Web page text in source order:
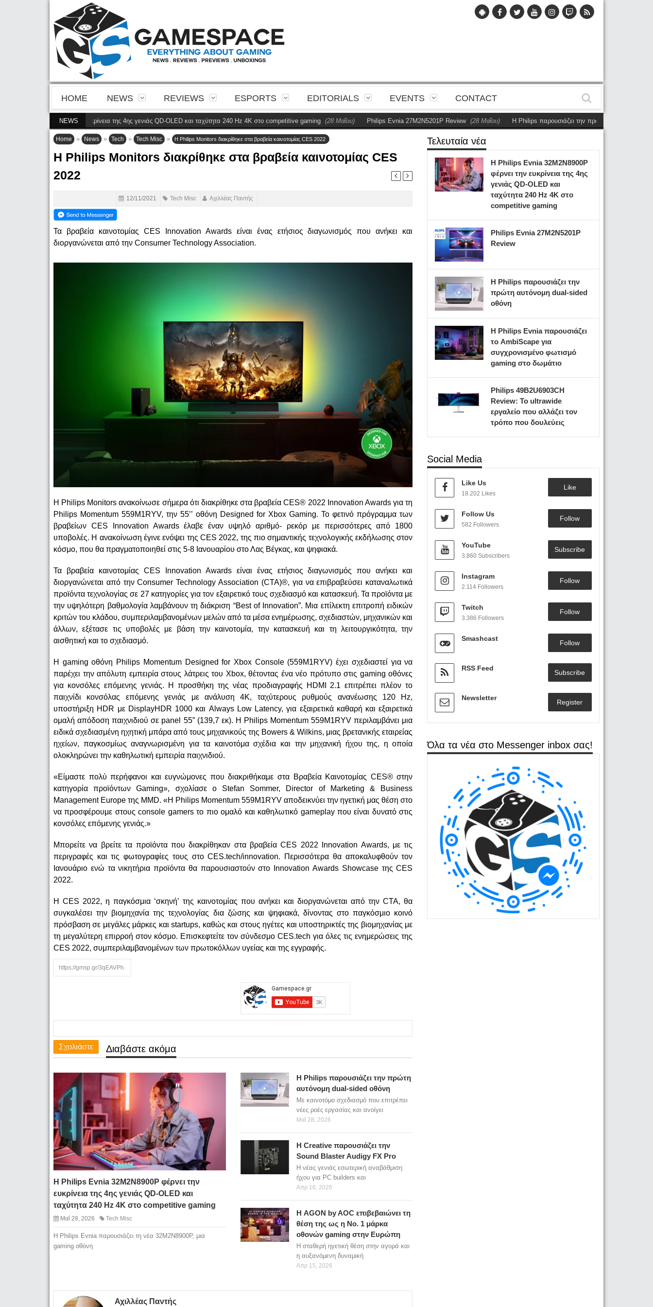
HOME NEWS REVIEWS ESPORTS EDITORIALS EVENTS CONTACT
NEWS
φέρνει την ευκρίνεια της 4ης γενιάς QD-OLED και ταχύτητα 240 Hz 4K στο competitive gaming (28 Μαΐου) Philips Evnia 27M2N5201P Review (28 Μαΐου) Η Philips παρουσιάζει την πρώτη αυτόνομη dual-sided
Home » News » Tech » Tech Misc » Η Philips Monitors διακρίθηκε στα βραβεία καινοτομίας CES 2022
Η Philips Monitors διακρίθηκε στα βραβεία καινοτομίας CES
2022
12/11/2021 Tech Misc Αχιλλέας Παντής
Τα βραβεία καινοτομίας CES Innovation Awards είναι ένας ετήσιος διαγωνισμός που ανήκει και
διοργανώνεται από την Consumer Technology Association.
Η Philips Monitors ανακοίνωσε σήμερα ότι διακρίθηκε στα βραβεία CES® 2022 Innovation Awards για τη
Philips Momentum 559M1RYV, την 55’’ οθόνη Designed for Xbox Gaming. Το φετινό πρόγραμμα των
βραβείων CES Innovation Awards έλαβε έναν υψηλό αριθμό- ρεκόρ με περισσότερες από 1800
υποβολές. Η ανακοίνωση έγινε ενόψει της CES 2022, της πιο σημαντικής τεχνολογικής εκδήλωσης στον
κόσμο, που θα πραγματοποιηθεί στις 5-8 Ιανουαρίου στο Λας Βέγκας, και ψηφιακά.
Τα βραβεία καινοτομίας CES Innovation Awards είναι ένας ετήσιος διαγωνισμός που ανήκει και
διοργανώνεται από την Consumer Technology Association (CTA)®, για να επιβραβεύσει καταναλωτικά
προϊόντα τεχνολογίας σε 27 κατηγορίες για τον εξαιρετικό τους σχεδιασμό και κατασκευή. Τα προϊόντα με
την υψηλότερη βαθμολογία λαμβάνουν τη διάκριση “Best of Innovation”. Μια επίλεκτη επιτροπή ειδικών
κριτών του κλάδου, συμπεριλαμβανομένων μελών από τα μέσα ενημέρωσης, σχεδιαστών, μηχανικών και
άλλων, εξέτασε τις υποβολές με βάση την καινοτομία, την κατασκευή και τη λειτουργικότητα, την
αισθητική και το σχεδιασμό.
Η gaming οθόνη Philips Momentum Designed for Xbox Console (559M1RYV) έχει σχεδιαστεί για να
παρέχει την απόλυτη εμπειρία στους λάτρεις του Xbox, θέτοντας ένα νέο πρότυπο στις gaming οθόνες
για κονσόλες επόμενης γενιάς. Η προσθήκη της νέας προδιαγραφής HDMI 2.1 επιτρέπει πλέον το
παιχνίδι κονσόλας επόμενης γενιάς με ανάλυση 4K, ταχύτερους ρυθμούς ανανέωσης 120 Hz,
υποστήριξη HDR με DisplayHDR 1000 και Always Low Latency, για εξαιρετικά καθαρή και εξαιρετικά
ομαλή απόδοση παιχνιδιού σε panel 55” (139,7 εκ). Η Philips Momentum 559M1RYV περιλαμβάνει μια
ειδικά σχεδιασμένη ηχητική μπάρα από τους μηχανικούς της Bowers & Wilkins, μιας βρετανικής εταιρείας
ηχείων, παγκοσμίως αναγνωρισμένη για τα καινοτόμα σχέδια και την μηχανική ήχου της, η οποία
ολοκληρώνει την καθηλωτική εμπειρία παιχνιδιού.
«Είμαστε πολύ περήφανοι και ευγνώμονες που διακριθήκαμε στα Βραβεία Καινοτομίας CES® στην
κατηγορία προϊόντων Gaming», σχολίασε ο Stefan Sommer, Director of Marketing & Business
Management Europe της MMD. «Η Philips Momentum 559M1RYV αποδεικνύει την ηγετική μας θέση στο
να προσφέρουμε στους console gamers το πιο ομαλό και καθηλωτικό gameplay που είναι δυνατό στις
κονσόλες επόμενης γενιάς.»
Μπορείτε να βρείτε τα προϊόντα που διακρίθηκαν στα βραβεία CES 2022 Innovation Awards, με τις
περιγραφές και τις φωτογραφίες τους στο CES.tech/innovation. Περισσότερα θα αποκαλυφθούν τον
Ιανουάριο ενώ τα νικητήρια προϊόντα θα παρουσιαστούν στο Innovation Awards Showcase της CES
2022.
Η CES 2022, η παγκόσμια ‘σκηνή’ της καινοτομίας που ανήκει και διοργανώνεται από την CTA, θα
συγκαλέσει την βιομηχανία της τεχνολογίας δια ζώσης και ψηφιακά, δίνοντας στο παγκόσμιο κοινό
πρόσβαση σε μεγάλες μάρκες και startups, καθώς και στους ηγέτες και υποστηρικτές της βιομηχανίας με
τη μεγαλύτερη επιρροή στον κόσμο. Επισκεφτείτε τον σύνδεσμο CES.tech για όλες τις ενημερώσεις της
CES 2022, συμπεριλαμβανομένων των πρωτοκόλλων υγείας και της εγγραφής.
Σχολιάστε Διαβάστε ακόμα
Η Philips Evnia 32M2N8900P φέρνει την
ευκρίνεια της 4ης γενιάς QD-OLED και
ταχύτητα 240 Hz 4K στο competitive gaming
Μαΐ 28, 2026 Tech Misc
Η Philips Evnia παρουσιάζει τη νέα 32M2N8900P, μια
gaming οθόνη
Η Philips παρουσιάζει την πρώτη
αυτόνομη dual-sided οθόνη
Με καινοτόμο σχεδιασμό που επιτρέπει
νέες ροές εργασίας και ανοίγει
Μαΐ 28, 2026
Η Creative παρουσιάζει την
Sound Blaster Audigy FX Pro
Η νέας γενιάς εσωτερική αναβάθμιση
ήχου για PC builders και
Απρ 16, 2026
Η AGON by AOC επιβεβαιώνει τη
θέση της ως η Νο. 1 μάρκα
οθονών gaming στην Ευρώπη
Η σταθερή ηγετική θέση στην αγορά και
η αυξανόμενη δυναμική
Απρ 15, 2026
Αχιλλέας Παντής
Τελευταία νέα
Η Philips Evnia 32M2N8900P
φέρνει την ευκρίνεια της 4ης
γενιάς QD-OLED και
ταχύτητα 240 Hz 4K στο
competitive gaming
Philips Evnia 27M2N5201P
Review
Η Philips παρουσιάζει την
πρώτη αυτόνομη dual-sided
οθόνη
Η Philips Evnia παρουσιάζει
το AmbiScape για
συγχρονισμένο φωτισμό
gaming στο δωμάτιο
Philips 49B2U6903CH
Review: Το ultrawide
εργαλείο που αλλάζει τον
τρόπο που δουλεύεις
Social Media
Like Us
18.202 Likes
Like
Follow Us
582 Followers
Follow
YouTube
3.860 Subscribers
Subscribe
Instagram
2.114 Followers
Follow
Twitch
3.386 Followers
Follow
Smashcast
Follow
RSS Feed
Subscribe
Newsletter
Register
Όλα τα νέα στο Messenger inbox σας!